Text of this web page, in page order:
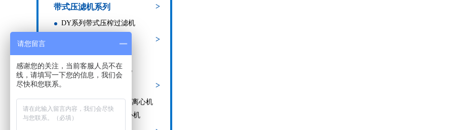
>
带式压滤机系列
DY系列带式压榨过滤机
>
不锈钢滤芯过滤器
不锈钢板框多层过滤机
>
离心机系列
SGZ型自动刮刀下卸料离心机
SS型人工上部卸料离心机
请您留言
感谢您的关注，当前客服人员不在
线，请填写一下您的信息，我们会
尽快和您联系。